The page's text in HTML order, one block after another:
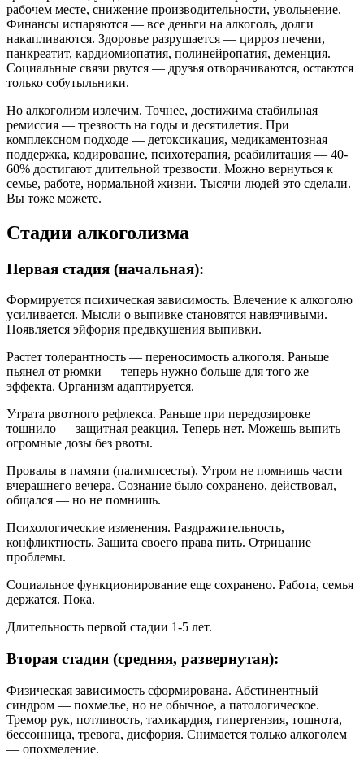
рабочем месте, снижение производительности, увольнение.
Финансы испаряются — все деньги на алкоголь, долги
накапливаются. Здоровье разрушается — цирроз печени,
панкреатит, кардиомиопатия, полинейропатия, деменция.
Социальные связи рвутся — друзья отворачиваются, остаются
только собутыльники.
Но алкоголизм излечим. Точнее, достижима стабильная
ремиссия — трезвость на годы и десятилетия. При
комплексном подходе — детоксикация, медикаментозная
поддержка, кодирование, психотерапия, реабилитация — 40-
60% достигают длительной трезвости. Можно вернуться к
семье, работе, нормальной жизни. Тысячи людей это сделали.
Вы тоже можете.
Стадии алкоголизма
Первая стадия (начальная):
Формируется психическая зависимость. Влечение к алкоголю
усиливается. Мысли о выпивке становятся навязчивыми.
Появляется эйфория предвкушения выпивки.
Растет толерантность — переносимость алкоголя. Раньше
пьянел от рюмки — теперь нужно больше для того же
эффекта. Организм адаптируется.
Утрата рвотного рефлекса. Раньше при передозировке
тошнило — защитная реакция. Теперь нет. Можешь выпить
огромные дозы без рвоты.
Провалы в памяти (палимпсесты). Утром не помнишь части
вчерашнего вечера. Сознание было сохранено, действовал,
общался — но не помнишь.
Психологические изменения. Раздражительность,
конфликтность. Защита своего права пить. Отрицание
проблемы.
Социальное функционирование еще сохранено. Работа, семья
держатся. Пока.
Длительность первой стадии 1-5 лет.
Вторая стадия (средняя, развернутая):
Физическая зависимость сформирована. Абстинентный
синдром — похмелье, но не обычное, а патологическое.
Тремор рук, потливость, тахикардия, гипертензия, тошнота,
бессонница, тревога, дисфория. Снимается только алкоголем
— опохмеление.